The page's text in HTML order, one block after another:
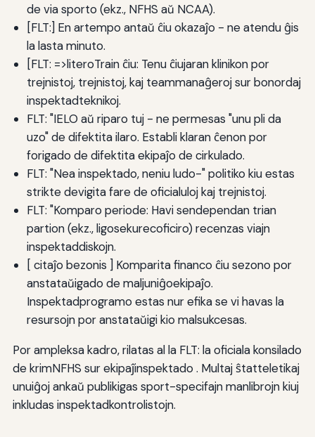
de via sporto (ekz., NFHS aŭ NCAA).
[FLT:] En artempo antaŭ ĉiu okazaĵo - ne atendu ĝis
la lasta minuto.
[FLT: =>literoTrain ĉiu: Tenu ĉiujaran klinikon por
trejnistoj, trejnistoj, kaj teammanaĝeroj sur bonordaj
inspektadteknikoj.
FLT: "IELO aŭ riparo tuj - ne permesas "unu pli da
uzo" de difektita ilaro. Establi klaran ĉenon por
forigado de difektita ekipaĵo de cirkulado.
FLT: "Nea inspektado, neniu ludo-" politiko kiu estas
strikte devigita fare de oficialuloj kaj trejnistoj.
FLT: "Komparo periode: Havi sendependan trian
partion (ekz., ligosekurecoficiro) recenzas viajn
inspektaddiskojn.
[ citaĵo bezonis ] Komparita financo ĉiu sezono por
anstataŭigado de maljuniĝoekipaĵo.
Inspektadprogramo estas nur efika se vi havas la
resursojn por anstataŭigi kio malsukcesas.
Por ampleksa kadro, rilatas al la FLT: la oficiala konsilado
de krimNFHS sur ekipaĵinspektado . Multaj ŝtatteletikaj
unuiĝoj ankaŭ publikigas sport-specifajn manlibrojn kiuj
inkludas inspektadkontrolistojn.